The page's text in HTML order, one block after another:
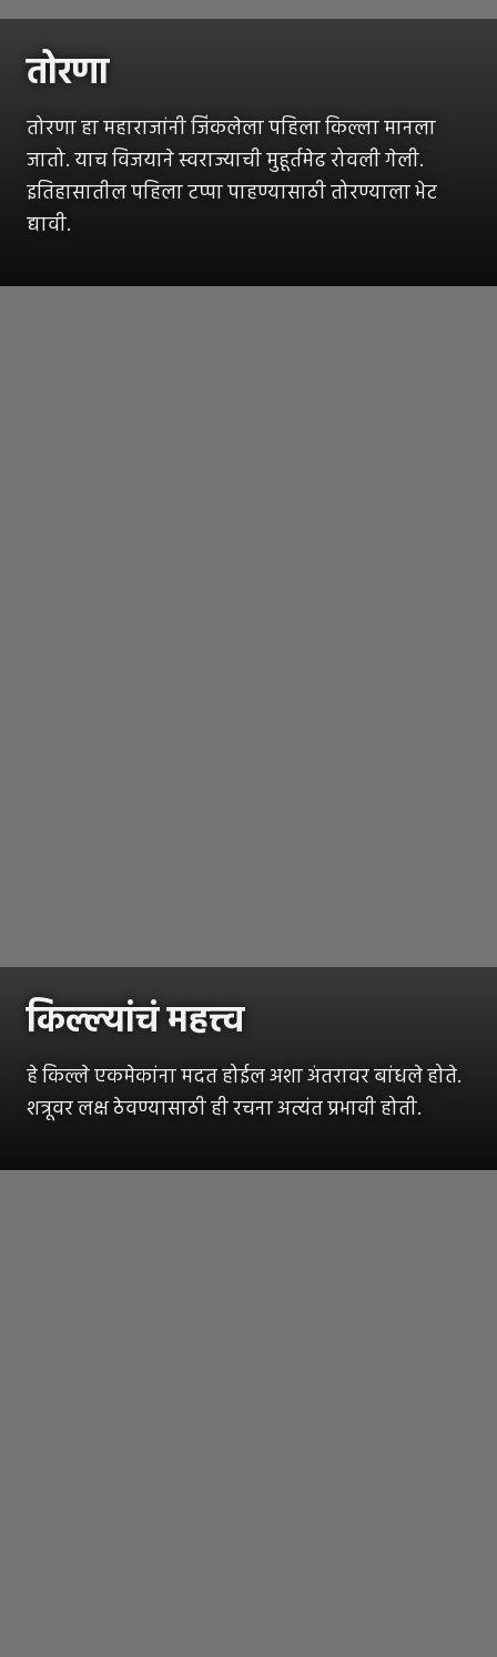
तोरणा
तोरणा हा महाराजांनी जिंकलेला पहिला किल्ला मानला
जातो. याच विजयाने स्वराज्याची मुहूर्तमेढ रोवली गेली.
इतिहासातील पहिला टप्पा पाहण्यासाठी तोरण्याला भेट
द्यावी.
किल्ल्यांचं महत्त्व
हे किल्ले एकमेकांना मदत होईल अशा अंतरावर बांधले होते.
शत्रूवर लक्ष ठेवण्यासाठी ही रचना अत्यंत प्रभावी होती.